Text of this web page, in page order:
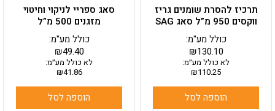
תרכיז להסרת שומנים גריז
ווקסים 950 מ”ל סאג SAG
₪130.10
כולל מע"מ:
לא כולל מע״מ:
₪110.25
הוספה לסל
סאג ספריי לניקוי וחיטוי
מזגנים 500 מ”ל
₪49.40
כולל מע"מ:
לא כולל מע״מ:
₪41.86
הוספה לסל